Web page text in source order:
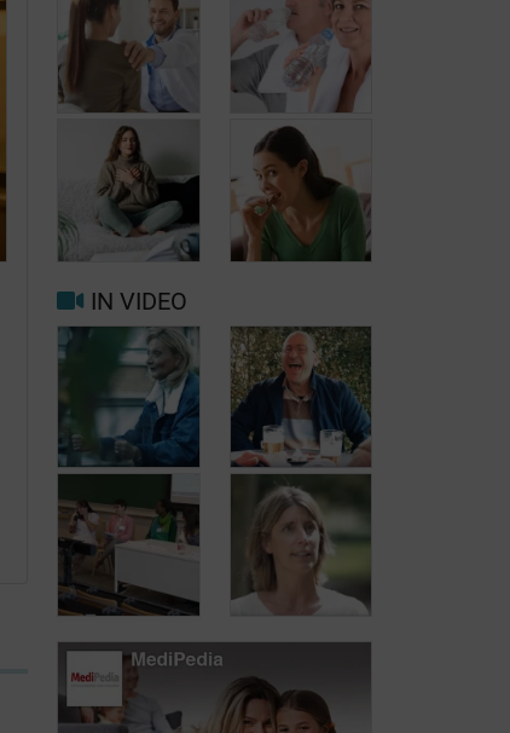
Exocriene
pancreas-
insufficiëntie
Wanneer
opnieuw uw arts
raadplegen bij
migraine of
hoofdpijn?
Hoofdpijn
dagelijks
voorkomen
Beter leven met
migraine in het
dagelijks leven
Trigger- en
risicofactoren
voor migraine
en hoofdpijn
IN VIDEO
Carole, 55 jaar,
vond een
haar
Jean, 58 jaar,
geniet van het
leven, ondanks
het feit dat hij
met urineverlies
Dag van de
Lymfoompatiënten:
Mariangela
Dag van de
Lymfoompatiënten: